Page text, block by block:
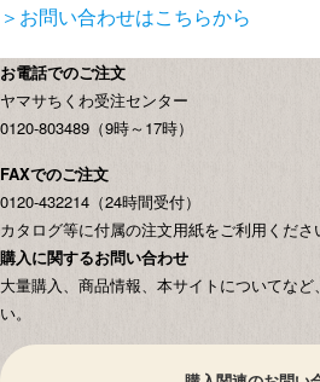
＞お問い合わせはこちらから
お電話でのご注文
ヤマサちくわ受注センター
0120-803489（9時～17時）
FAXでのご注文
0120-432214（24時間受付）
カタログ等に付属の注文用紙をご利用くださ
購入に関するお問い合わせ
大量購入、商品情報、本サイトについてな
い。